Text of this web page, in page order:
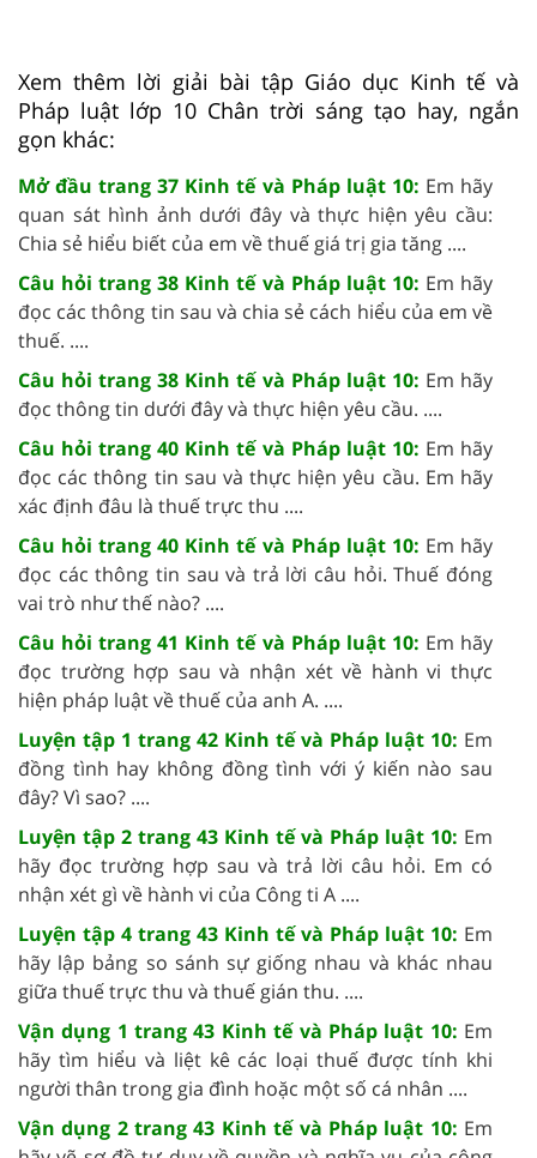
Xem thêm lời giải bài tập Giáo dục Kinh tế và
Pháp luật lớp 10 Chân trời sáng tạo hay, ngắn
gọn khác:
Mở đầu trang 37 Kinh tế và Pháp luật 10: Em hãy
quan sát hình ảnh dưới đây và thực hiện yêu cầu:
Chia sẻ hiểu biết của em về thuế giá trị gia tăng ....
Câu hỏi trang 38 Kinh tế và Pháp luật 10: Em hãy
đọc các thông tin sau và chia sẻ cách hiểu của em về
thuế. ....
Câu hỏi trang 38 Kinh tế và Pháp luật 10: Em hãy
đọc thông tin dưới đây và thực hiện yêu cầu. ....
Câu hỏi trang 40 Kinh tế và Pháp luật 10: Em hãy
đọc các thông tin sau và thực hiện yêu cầu. Em hãy
xác định đâu là thuế trực thu ....
Câu hỏi trang 40 Kinh tế và Pháp luật 10: Em hãy
đọc các thông tin sau và trả lời câu hỏi. Thuế đóng
vai trò như thế nào? ....
Câu hỏi trang 41 Kinh tế và Pháp luật 10: Em hãy
đọc trường hợp sau và nhận xét về hành vi thực
hiện pháp luật về thuế của anh A. ....
Luyện tập 1 trang 42 Kinh tế và Pháp luật 10: Em
đồng tình hay không đồng tình với ý kiến nào sau
đây? Vì sao? ....
Luyện tập 2 trang 43 Kinh tế và Pháp luật 10: Em
hãy đọc trường hợp sau và trả lời câu hỏi. Em có
nhận xét gì về hành vi của Công ti A ....
Luyện tập 4 trang 43 Kinh tế và Pháp luật 10: Em
hãy lập bảng so sánh sự giống nhau và khác nhau
giữa thuế trực thu và thuế gián thu. ....
Vận dụng 1 trang 43 Kinh tế và Pháp luật 10: Em
hãy tìm hiểu và liệt kê các loại thuế được tính khi
người thân trong gia đình hoặc một số cá nhân ....
Vận dụng 2 trang 43 Kinh tế và Pháp luật 10: Em